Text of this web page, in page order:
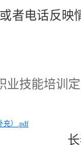
者电话反映
业技能培训
充）.pdf